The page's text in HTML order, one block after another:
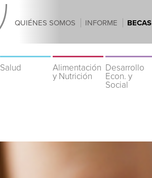
QUIÉNES SOMOS INFORME BECAS
Salud
Alimentación
y Nutrición
Desarrollo
Econ. y
Social